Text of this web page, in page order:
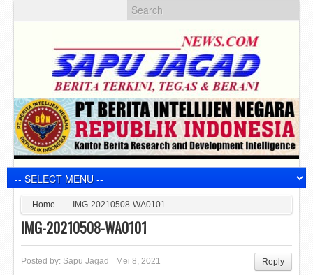
Home IMG-20210508-WA0101
IMG-20210508-WA0101
Posted by: Sapu Jagad Mei 8, 2021 Reply